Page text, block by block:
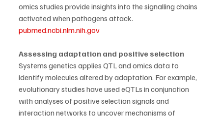
omics studies provide insights into the signalling chains
activated when pathogens attack.
pubmed.ncbi.nlm.nih.gov
Assessing adaptation and positive selection
Systems genetics applies QTL and omics data to
identify molecules altered by adaptation. For example,
evolutionary studies have used eQTLs in conjunction
with analyses of positive selection signals and
interaction networks to uncover mechanisms of